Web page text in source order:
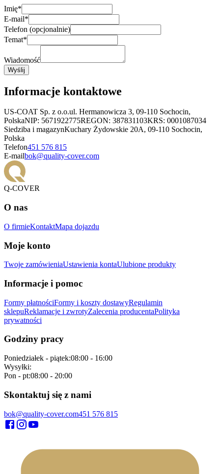
Imię*
E-mail*
Telefon (opcjonalnie)
Temat*
Wiadomość
Wyślij
Informacje kontaktowe
US-COAT Sp. z o.o.ul. Hermanowicza 3, 09-110 Sochocin,
PolskaNIP: 5671922775REGON: 387831103KRS: 0001087034
Siedziba i magazynKuchary Żydowskie 20A, 09-110 Sochocin,
Polska
Telefon451 576 815
E-mailbok@quality-cover.com
Q-COVER
O nas
O firmieKontaktMapa dojazdu
Moje konto
Twoje zamówieniaUstawienia kontaUlubione produkty
Informacje i pomoc
Formy płatnościFormy i koszty dostawyRegulamin
sklepuReklamacje i zwrotyZalecenia producentaPolityka
prywatności
Godziny pracy
Poniedziałek - piątek:08:00 - 16:00
Wysyłki:
Pon - pt:08:00 - 20:00
Skontaktuj się z nami
bok@quality-cover.com451 576 815